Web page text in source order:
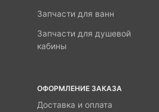
Запчасти для ванн
Запчасти для душевой
кабины
ОФОРМЛЕНИЕ ЗАКАЗА
Доставка и оплата